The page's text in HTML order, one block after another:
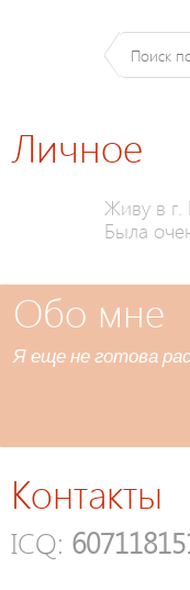
Личное
Живу в г.
Была
Обо мне
Я еще не готова
Контакты
ICQ: